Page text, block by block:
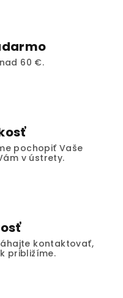
60 €.
pochopiť Vaše
v ústrety.
kontaktovať,
približíme.